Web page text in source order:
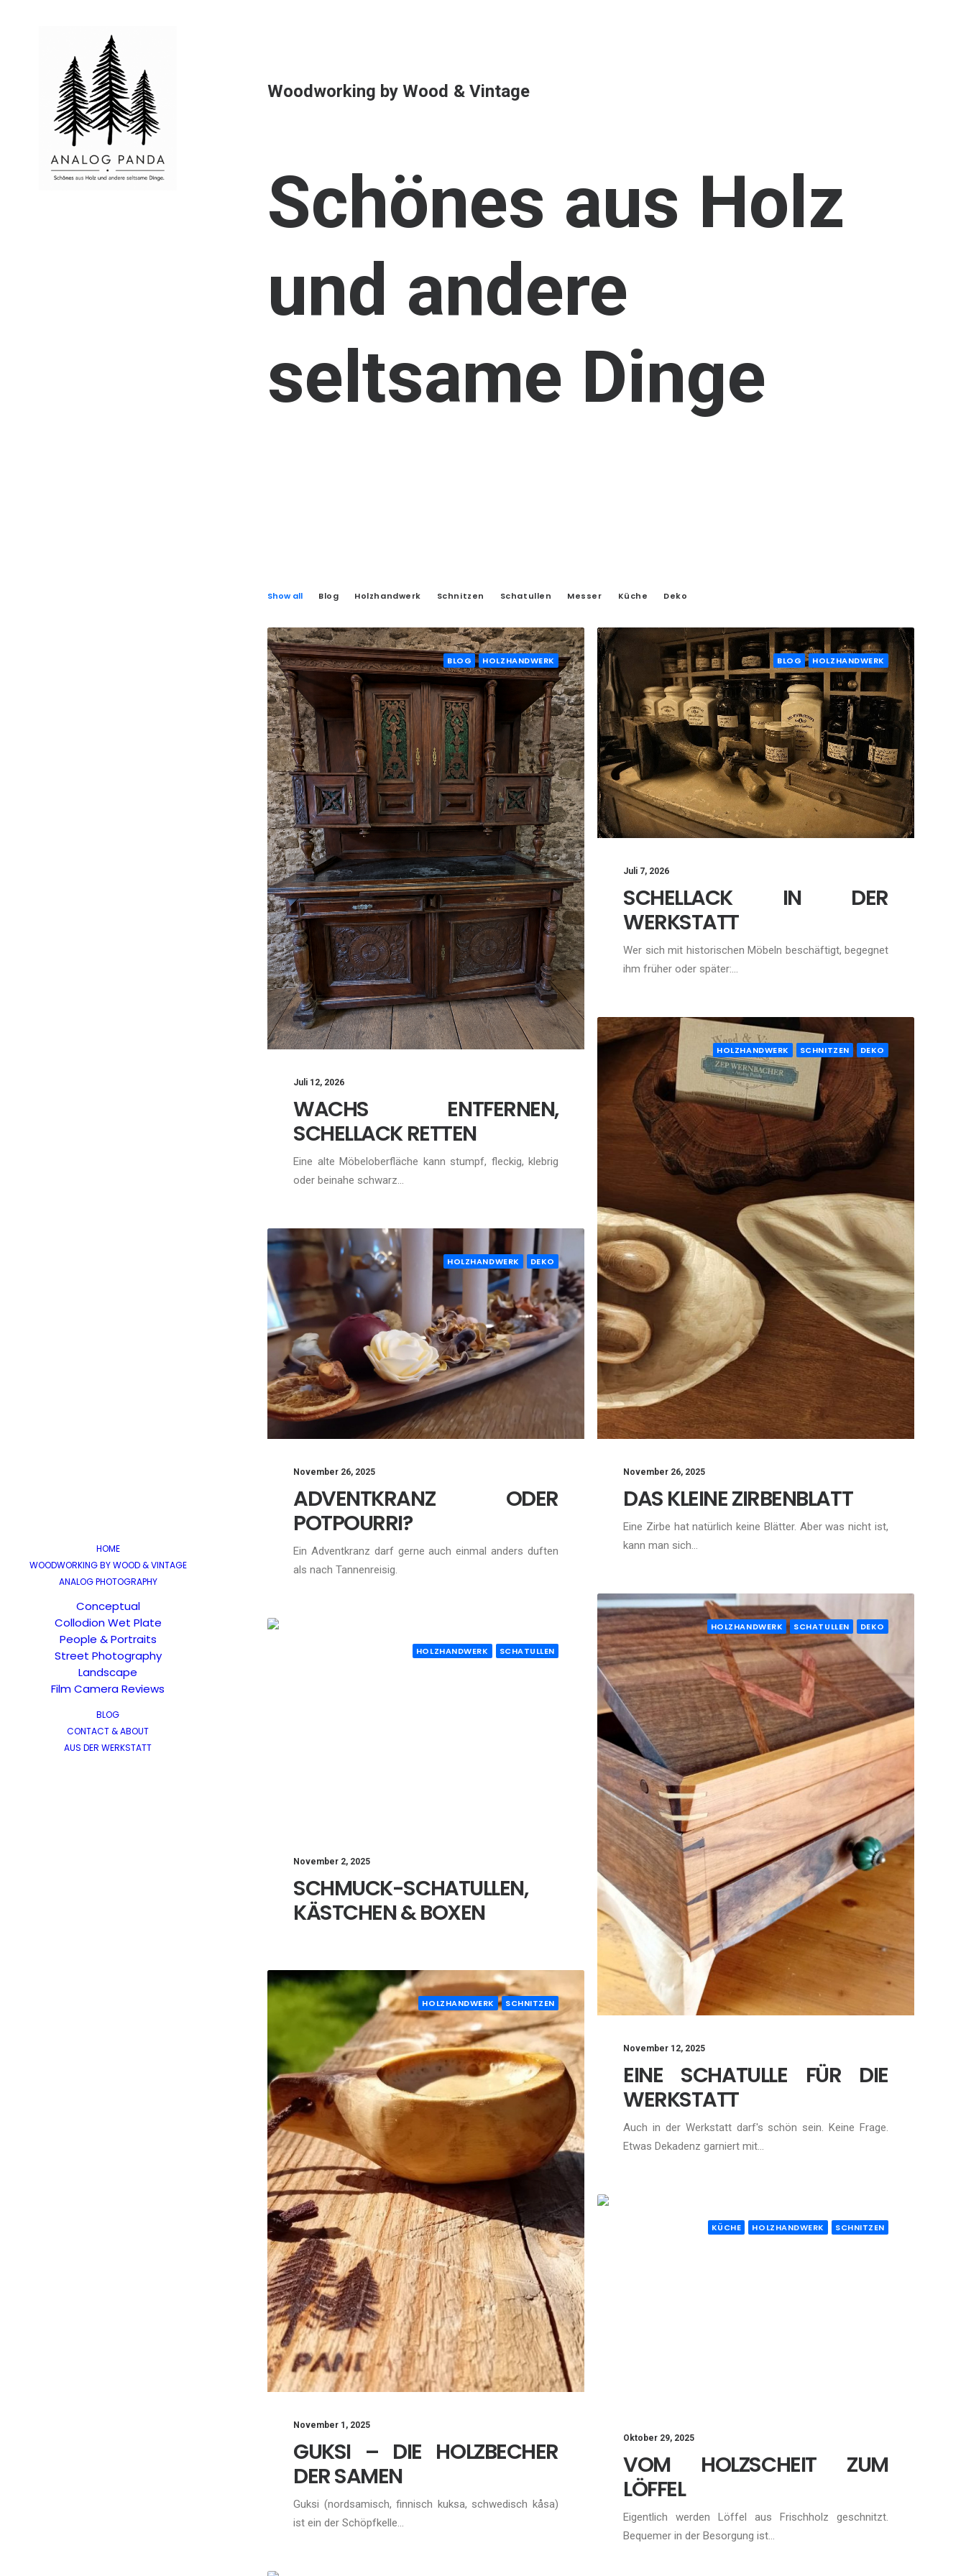
HOME
WOODWORKING BY WOOD & VINTAGE
ANALOG PHOTOGRAPHY
Conceptual
Collodion Wet Plate
People & Portraits
Street Photography
Landscape
Film Camera Reviews
BLOG
CONTACT & ABOUT
AUS DER WERKSTATT
Woodworking by Wood & Vintage
Schönes aus Holz
und andere
seltsame Dinge
Show all Blog Holzhandwerk Schnitzen Schatullen Messer Küche Deko
BLOG HOLZHANDWERK
Juli 12, 2026
WACHS ENTFERNEN,
SCHELLACK RETTEN
Eine alte Möbeloberfläche kann stumpf, fleckig, klebrig
oder beinahe schwarz…
BLOG HOLZHANDWERK
Juli 7, 2026
SCHELLACK IN DER
WERKSTATT
Wer sich mit historischen Möbeln beschäftigt, begegnet
ihm früher oder später:…
HOLZHANDWERK SCHNITZEN DEKO
November 26, 2025
DAS KLEINE ZIRBENBLATT
Eine Zirbe hat natürlich keine Blätter. Aber was nicht ist,
kann man sich…
HOLZHANDWERK DEKO
November 26, 2025
ADVENTKRANZ ODER
POTPOURRI?
Ein Adventkranz darf gerne auch einmal anders duften
als nach Tannenreisig.
HOLZHANDWERK SCHATULLEN DEKO
November 12, 2025
EINE SCHATULLE FÜR DIE
WERKSTATT
Auch in der Werkstatt darf's schön sein. Keine Frage.
Etwas Dekadenz garniert mit…
HOLZHANDWERK SCHATULLEN
November 2, 2025
SCHMUCK-SCHATULLEN,
KÄSTCHEN & BOXEN
HOLZHANDWERK SCHNITZEN
November 1, 2025
GUKSI – DIE HOLZBECHER
DER SAMEN
Guksi (nordsamisch, finnisch kuksa, schwedisch kåsa)
ist ein der Schöpfkelle…
KÜCHE HOLZHANDWERK SCHNITZEN
Oktober 29, 2025
VOM HOLZSCHEIT ZUM
LÖFFEL
Eigentlich werden Löffel aus Frischholz geschnitzt.
Bequemer in der Besorgung ist…